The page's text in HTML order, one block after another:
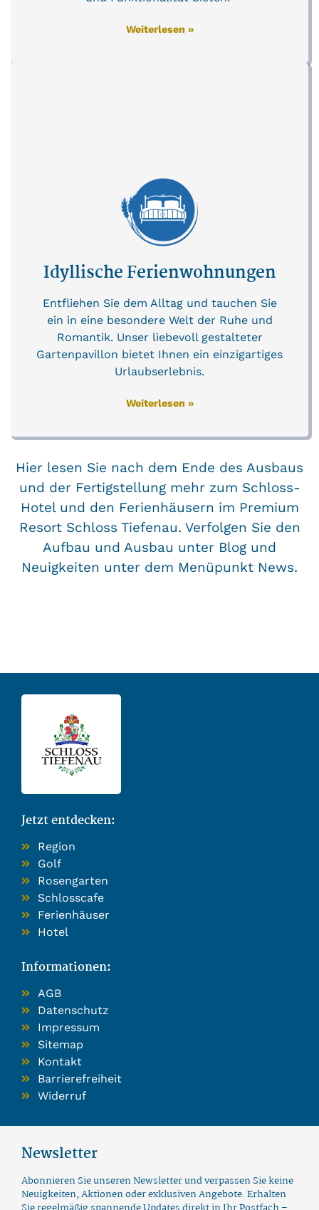
Weiterlesen »
Idyllische Ferienwohnungen
Entfliehen Sie dem Alltag und tauchen Sie
ein in eine besondere Welt der Ruhe und
Romantik. Unser liebevoll gestalteter
Gartenpavillon bietet Ihnen ein einzigartiges
Urlaubserlebnis.
Weiterlesen »
Hier lesen Sie nach dem Ende des Ausbaus
und der Fertigstellung mehr zum Schloss-
Hotel und den Ferienhäusern im Premium
Resort Schloss Tiefenau. Verfolgen Sie den
Aufbau und Ausbau unter Blog und
Neuigkeiten unter dem Menüpunkt News.
Jetzt entdecken:
Region
Golf
Rosengarten
Schlosscafe
Ferienhäuser
Hotel
Informationen:
AGB
Datenschutz
Impressum
Sitemap
Kontakt
Barrierefreiheit
Widerruf
Newsletter
Abonnieren Sie unseren Newsletter und verpassen Sie keine
Neuigkeiten, Aktionen oder exklusiven Angebote. Erhalten